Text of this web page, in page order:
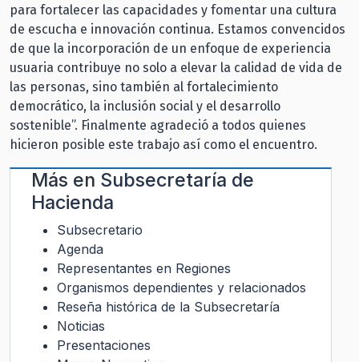
para fortalecer las capacidades y fomentar una cultura
de escucha e innovación continua. Estamos convencidos
de que la incorporación de un enfoque de experiencia
usuaria contribuye no solo a elevar la calidad de vida de
las personas, sino también al fortalecimiento
democrático, la inclusión social y el desarrollo
sostenible”. Finalmente agradeció a todos quienes
hicieron posible este trabajo así como el encuentro.
Más en Subsecretaría de
Hacienda
Subsecretario
Agenda
Representantes en Regiones
Organismos dependientes y relacionados
Reseña histórica de la Subsecretaría
Noticias
Presentaciones